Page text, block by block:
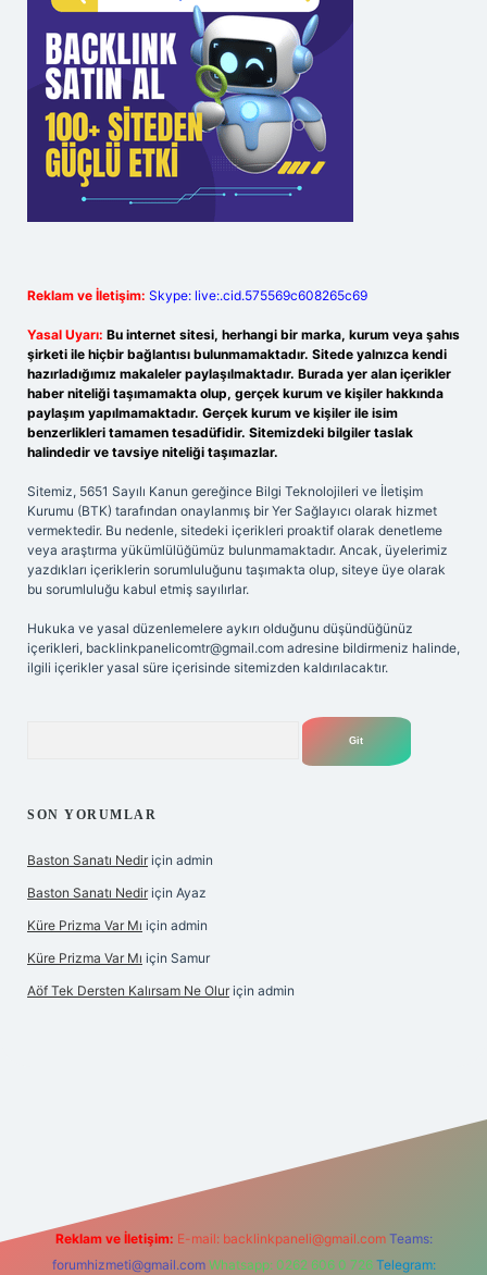
Reklam ve İletişim: Skype: live:.cid.575569c608265c69
Yasal Uyarı: Bu internet sitesi, herhangi bir marka, kurum veya şahıs
şirketi ile hiçbir bağlantısı bulunmamaktadır. Sitede yalnızca kendi
hazırladığımız makaleler paylaşılmaktadır. Burada yer alan içerikler
haber niteliği taşımamakta olup, gerçek kurum ve kişiler hakkında
paylaşım yapılmamaktadır. Gerçek kurum ve kişiler ile isim
benzerlikleri tamamen tesadüfidir. Sitemizdeki bilgiler taslak
halindedir ve tavsiye niteliği taşımazlar.
Sitemiz, 5651 Sayılı Kanun gereğince Bilgi Teknolojileri ve İletişim
Kurumu (BTK) tarafından onaylanmış bir Yer Sağlayıcı olarak hizmet
vermektedir. Bu nedenle, sitedeki içerikleri proaktif olarak denetleme
veya araştırma yükümlülüğümüz bulunmamaktadır. Ancak, üyelerimiz
yazdıkları içeriklerin sorumluluğunu taşımakta olup, siteye üye olarak
bu sorumluluğu kabul etmiş sayılırlar.
Hukuka ve yasal düzenlemelere aykırı olduğunu düşündüğünüz
içerikleri, backlinkpanelicomtr@gmail.com adresine bildirmeniz halinde,
ilgili içerikler yasal süre içerisinde sitemizden kaldırılacaktır.
SON YORUMLAR
Baston Sanatı Nedir için admin
Baston Sanatı Nedir için Ayaz
Küre Prizma Var Mı için admin
Küre Prizma Var Mı için Samur
Aöf Tek Dersten Kalırsam Ne Olur için admin
Reklam ve İletişim: E-mail: backlinkpaneli@gmail.com Teams:
forumhizmeti@gmail.com Whatsapp: 0262 606 0 726 Telegram: